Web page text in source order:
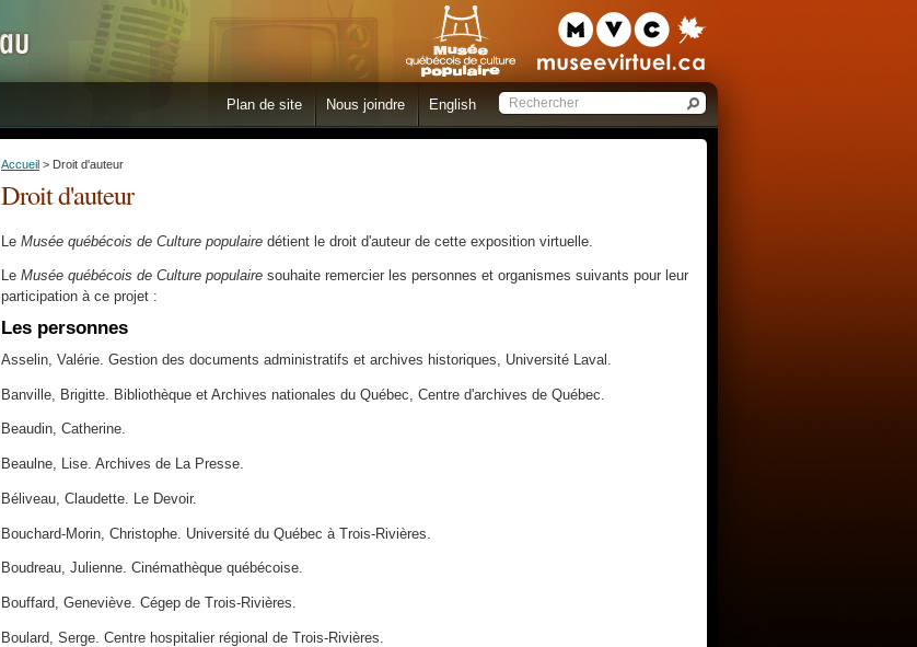
Plan de site Nous joindre English
Accueil > Droit d'auteur
Droit d'auteur
Le Musée québécois de Culture populaire détient le droit d'auteur de cette exposition virtuelle.
Le Musée québécois de Culture populaire souhaite remercier les personnes et organismes suivants pour leur
participation à ce projet :
Les personnes
Asselin, Valérie. Gestion des documents administratifs et archives historiques, Université Laval.
Banville, Brigitte. Bibliothèque et Archives nationales du Québec, Centre d'archives de Québec.
Beaudin, Catherine.
Beaulne, Lise. Archives de La Presse.
Béliveau, Claudette. Le Devoir.
Bouchard-Morin, Christophe. Université du Québec à Trois-Rivières.
Boudreau, Julienne. Cinémathèque québécoise.
Bouffard, Geneviève. Cégep de Trois-Rivières.
Boulard, Serge. Centre hospitalier régional de Trois-Rivières.